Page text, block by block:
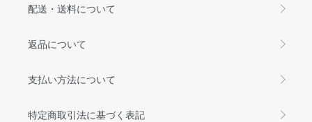
配送・送料について
返品について
支払い方法について
特定商取引法に基づく表記